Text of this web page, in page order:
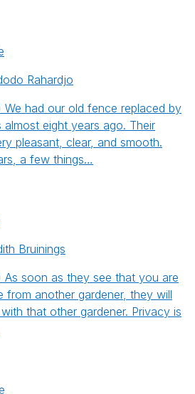
Rahardjo
We had our old fence replaced by
eight years ago. Their
pleasant, clear, and smooth.
a few things…
Bruinings
As soon as they see that you are
from another gardener, they will
that other gardener. Privacy is